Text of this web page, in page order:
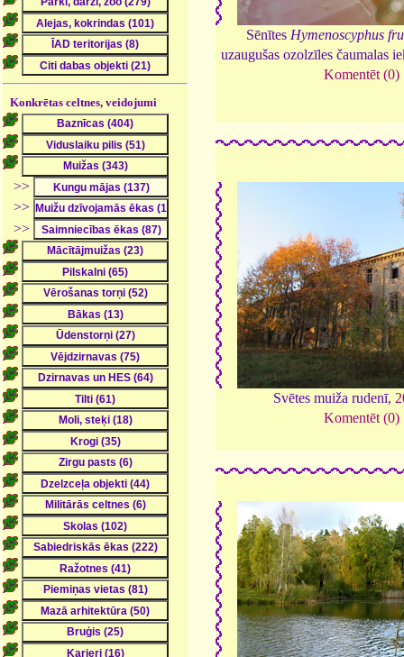
Konkrētas celtnes, veidojumi
>>
>>
>>
Sēnītes Hymenoscyphus
uzaugušas ozolzīles čaumalas
Komentēt (0)
Svētes muiža rudenī,
Komentēt (0)